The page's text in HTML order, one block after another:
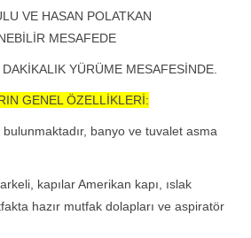
VE HASAN POLATKAN
MESAFEDE
YÜRÜME MESAFESİNDE.
GENEL ÖZELLİKLERİ:
banyo ve tuvalet asma
kapılar Amerikan kapı, ıslak
hazır mutfak dolapları ve aspiratör